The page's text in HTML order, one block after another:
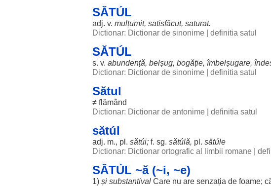
SĂTÚL
adj. v. mulțumit, satisfăcut, saturat.
Dictionar: Dictionar de sinonime
definitia satul
SĂTÚL
s. v. abundență, belșug, bogăție, îmbelșugare,
Dictionar: Dictionar de sinonime
definitia satul
Sătul
≠ flămând
Dictionar: Dictionar de antonime
definitia satul
sătúl
adj. m., pl. sătúi; f. sg. sătúlă, pl. sătúle
Dictionar: Dictionar ortografic al limbii romane
SĂTÚL ~ă (~i, ~e)
1) și substantival Care nu are senzația de foame;